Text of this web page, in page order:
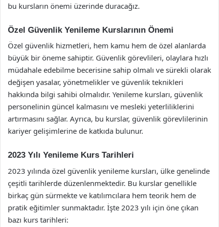
bu kursların önemi üzerinde duracağız.
Özel Güvenlik Yenileme Kurslarının Önemi
Özel güvenlik hizmetleri, hem kamu hem de özel alanlarda
büyük bir öneme sahiptir. Güvenlik görevlileri, olaylara hızlı
müdahale edebilme becerisine sahip olmalı ve sürekli olarak
değişen yasalar, yönetmelikler ve güvenlik teknikleri
hakkında bilgi sahibi olmalıdır. Yenileme kursları, güvenlik
personelinin güncel kalmasını ve mesleki yeterliliklerini
artırmasını sağlar. Ayrıca, bu kurslar, güvenlik görevlilerinin
kariyer gelişimlerine de katkıda bulunur.
2023 Yılı Yenileme Kurs Tarihleri
2023 yılında özel güvenlik yenileme kursları, ülke genelinde
çeşitli tarihlerde düzenlenmektedir. Bu kurslar genellikle
birkaç gün sürmekte ve katılımcılara hem teorik hem de
pratik eğitimler sunmaktadır. İşte 2023 yılı için öne çıkan
bazı kurs tarihleri: